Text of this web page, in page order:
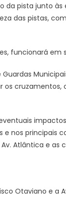
da pista junto
das pistas,
funcionará em
nos principais
Atlântica e as
Otaviano e a